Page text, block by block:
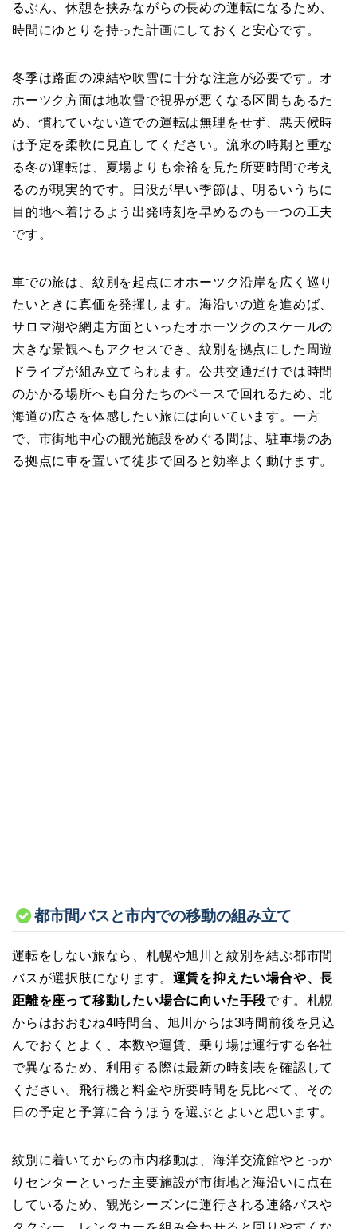
るぶん、休憩を挟みながらの長めの運転になるため、
時間にゆとりを持った計画にしておくと安心です。
冬季は路面の凍結や吹雪に十分な注意が必要です。オ
ホーツク方面は地吹雪で視界が悪くなる区間もあるた
め、慣れていない道での運転は無理をせず、悪天候時
は予定を柔軟に見直してください。流氷の時期と重な
る冬の運転は、夏場よりも余裕を見た所要時間で考え
るのが現実的です。日没が早い季節は、明るいうちに
目的地へ着けるよう出発時刻を早めるのも一つの工夫
です。
車での旅は、紋別を起点にオホーツク沿岸を広く巡り
たいときに真価を発揮します。海沿いの道を進めば、
サロマ湖や網走方面といったオホーツクのスケールの
大きな景観へもアクセスでき、紋別を拠点にした周遊
ドライブが組み立てられます。公共交通だけでは時間
のかかる場所へも自分たちのペースで回れるため、北
海道の広さを体感したい旅には向いています。一方
で、市街地中心の観光施設をめぐる間は、駐車場のあ
る拠点に車を置いて徒歩で回ると効率よく動けます。
都市間バスと市内での移動の組み立て
運転をしない旅なら、札幌や旭川と紋別を結ぶ都市間
バスが選択肢になります。 運賃を抑えたい場合や、長
距離を座って移動したい場合に向いた手段です。札幌
からはおおむね4時間台、旭川からは3時間前後を見込
んでおくとよく、本数や運賃、乗り場は運行する各社
で異なるため、利用する際は最新の時刻表を確認して
ください。飛行機と料金や所要時間を見比べて、その
日の予定と予算に合うほうを選ぶとよいと思います。
紋別に着いてからの市内移動は、海洋交流館やとっか
りセンターといった主要施設が市街地と海沿いに点在
しているため、観光シーズンに運行される連絡バスや